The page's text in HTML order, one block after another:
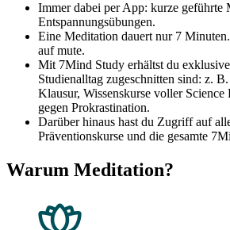
Immer dabei per App: kurze geführte
Entspannungsübungen.
Eine Meditation dauert nur 7
auf mute.
Mit 7Mind Study erhältst du
Studienalltag zugeschnitten sind: z.
Klausur, Wissenskurse voller Science
gegen Prokrastination.
Darüber hinaus hast du Zugriff auf
Präventionskurse und die gesamte
Warum Meditation?